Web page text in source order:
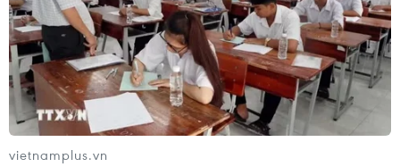
#xuất nhập khẩu #thị trường
#FTA
#xúc tiến thương mại
vietnamplus.vn